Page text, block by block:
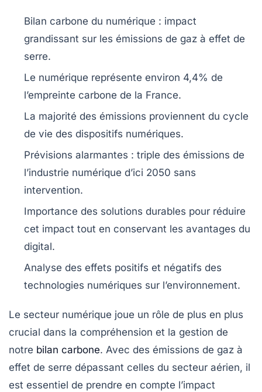
Bilan carbone du numérique : impact
grandissant sur les émissions de gaz à effet de
serre.
Le numérique représente environ 4,4% de
l’empreinte carbone de la France.
La majorité des émissions proviennent du cycle
de vie des dispositifs numériques.
Prévisions alarmantes : triple des émissions de
l’industrie numérique d’ici 2050 sans
intervention.
Importance des solutions durables pour réduire
cet impact tout en conservant les avantages du
digital.
Analyse des effets positifs et négatifs des
technologies numériques sur l’environnement.
Le secteur numérique joue un rôle de plus en plus
crucial dans la compréhension et la gestion de
notre bilan carbone. Avec des émissions de gaz à
effet de serre dépassant celles du secteur aérien, il
est essentiel de prendre en compte l’impact